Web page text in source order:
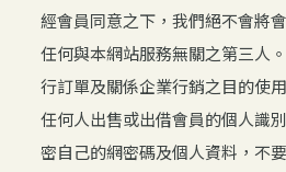
經會員同意之下，我們絕不會將
任何與本網站服務無關之第三人
行訂單及關係企業行銷之目的使
任何人出售或出借會員的個人識
密自己的網密碼及個人資料，不